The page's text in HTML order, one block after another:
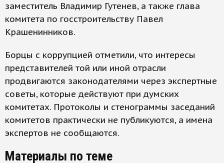
заместитель Владимир Гутенев, а также глава
комитета по госстроительству Павел
Крашенинников.
Борцы с коррупцией отметили, что интересы
представителей той или иной отрасли
продвигаются законодателями через экспертные
советы, которые действуют при думских
комитетах. Протоколы и стенограммы заседаний
комитетов практически не публикуются, а имена
экспертов не сообщаются.
Материалы по теме